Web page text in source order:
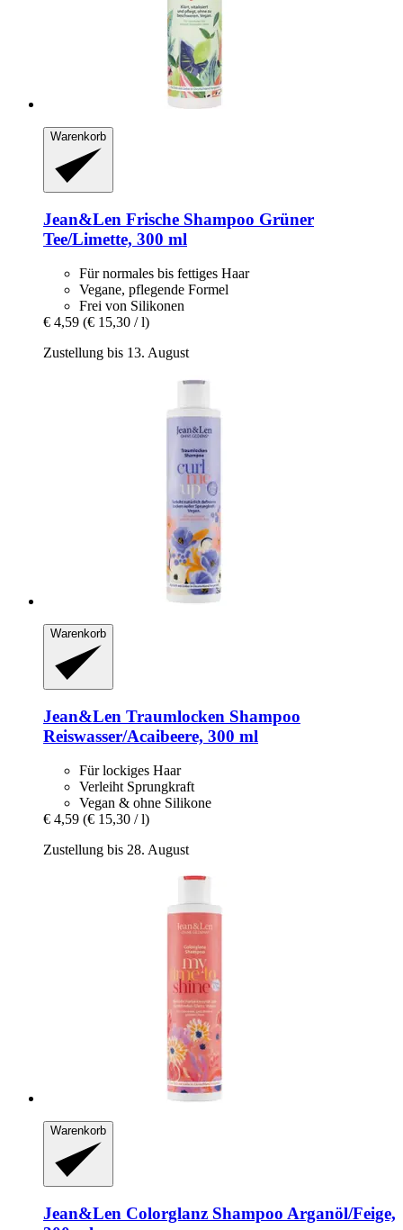
Warenkorb
Jean&Len Frische Shampoo Grüner
Tee/Limette, 300 ml
Für normales bis fettiges Haar
Vegane, pflegende Formel
Frei von Silikonen
€ 4,59 (€ 15,30 / l)
Zustellung bis 13. August
Warenkorb
Jean&Len Traumlocken Shampoo
Reiswasser/Acaibeere, 300 ml
Für lockiges Haar
Verleiht Sprungkraft
Vegan & ohne Silikone
€ 4,59 (€ 15,30 / l)
Zustellung bis 28. August
Warenkorb
Jean&Len Colorglanz Shampoo Arganöl/Feige,